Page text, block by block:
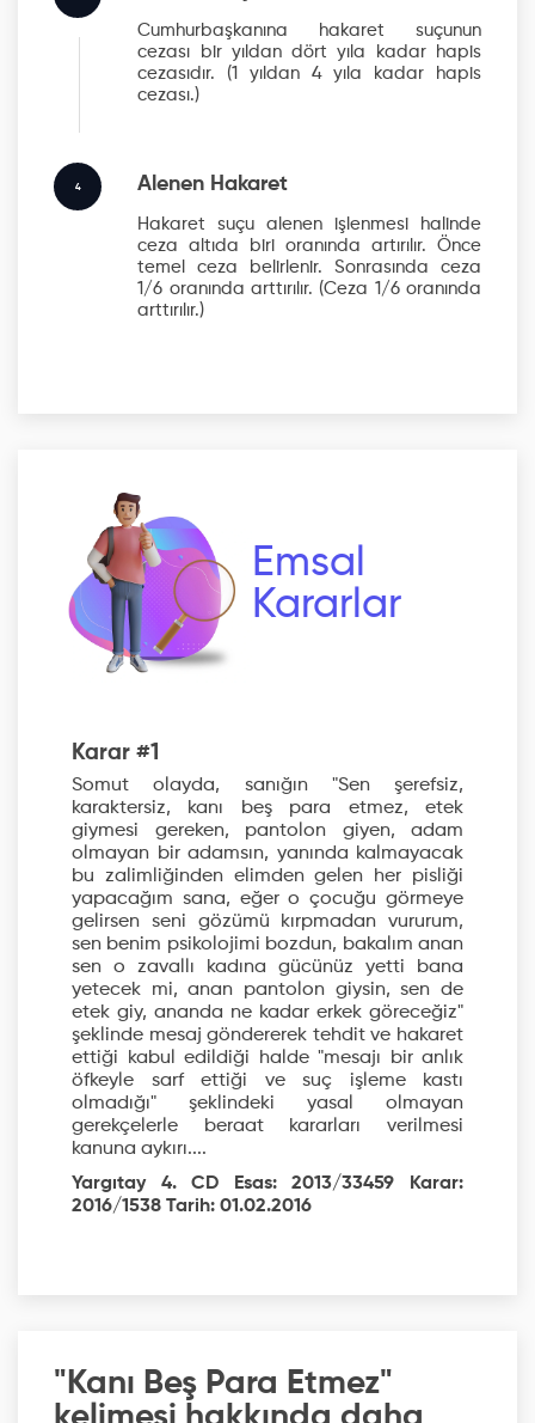
Cumhurbaşkanına hakaret suçunun
cezası bir yıldan dört yıla kadar hapis
cezasıdır. (1 yıldan 4 yıla kadar hapis
cezası.)
4 Alenen Hakaret
Hakaret suçu alenen işlenmesi halinde
ceza altıda biri oranında artırılır. Önce
temel ceza belirlenir. Sonrasında ceza
1/6 oranında arttırılır. (Ceza 1/6 oranında
arttırılır.)
Emsal
Kararlar
Karar #1
Somut olayda, sanığın "Sen şerefsiz,
karaktersiz, kanı beş para etmez, etek
giymesi gereken, pantolon giyen, adam
olmayan bir adamsın, yanında kalmayacak
bu zalimliğinden elimden gelen her pisliği
yapacağım sana, eğer o çocuğu görmeye
gelirsen seni gözümü kırpmadan vururum,
sen benim psikolojimi bozdun, bakalım anan
sen o zavallı kadına gücünüz yetti bana
yetecek mi, anan pantolon giysin, sen de
etek giy, ananda ne kadar erkek göreceğiz"
şeklinde mesaj göndererek tehdit ve hakaret
ettiği kabul edildiği halde "mesajı bir anlık
öfkeyle sarf ettiği ve suç işleme kastı
olmadığı" şeklindeki yasal olmayan
gerekçelerle beraat kararları verilmesi
kanuna aykırı....
Yargıtay 4. CD Esas: 2013/33459 Karar:
2016/1538 Tarih: 01.02.2016
"Kanı Beş Para Etmez"